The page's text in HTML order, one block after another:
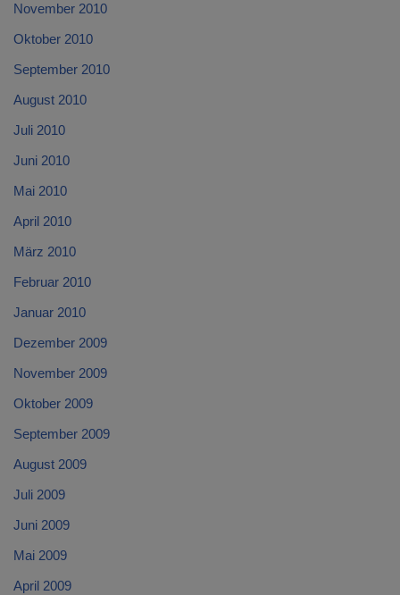
November 2010
Oktober 2010
September 2010
August 2010
Juli 2010
Juni 2010
Mai 2010
April 2010
März 2010
Februar 2010
Januar 2010
Dezember 2009
November 2009
Oktober 2009
September 2009
August 2009
Juli 2009
Juni 2009
Mai 2009
April 2009